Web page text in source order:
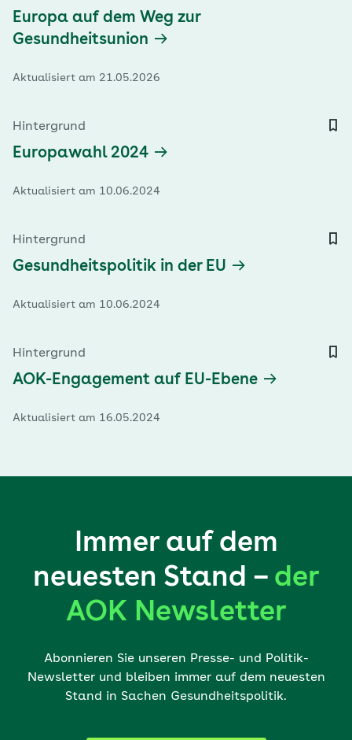
Europa auf dem Weg zur
Gesundheitsunion
Aktualisiert am 21.05.2026
Hintergrund
Europawahl 2024
Aktualisiert am 10.06.2024
Hintergrund
Gesundheitspolitik in der EU
Aktualisiert am 10.06.2024
Hintergrund
AOK-Engagement auf EU-Ebene
Aktualisiert am 16.05.2024
Immer auf dem
neuesten Stand – der
AOK Newsletter
Abonnieren Sie unseren Presse- und Politik-
Newsletter und bleiben immer auf dem neuesten
Stand in Sachen Gesundheitspolitik.